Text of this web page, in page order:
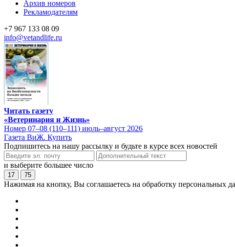
Архив номеров
Рекламодателям
+7 967 133 08 09
info@vetandlife.ru
Читать газету
«Ветеринария и Жизнь»
Номер 07–08 (110–111) июль–август 2026
Газета ВиЖ. Купить
Подпишитесь на нашу рассылку и будьте в курсе всех новостей
и выберите большее число
17 75
Нажимая на кнопку, Вы соглашаетесь на обработку персональных